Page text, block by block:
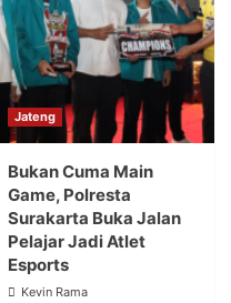
Jateng
Bukan Cuma Main
Game, Polresta
Surakarta Buka Jalan
Pelajar Jadi Atlet
Esports
Kevin Rama